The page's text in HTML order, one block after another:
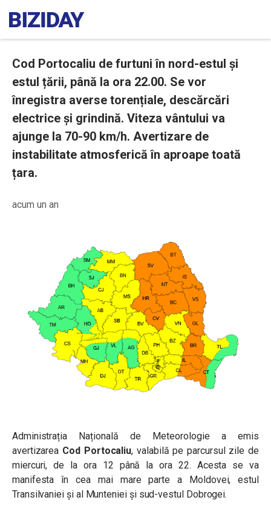
Cod Portocaliu de furtuni în nord-estul și
estul țării, până la ora 22.00. Se vor
înregistra averse torențiale, descărcări
electrice și grindină. Viteza vântului va
ajunge la 70-90 km/h. Avertizare de
instabilitate atmosferică în aproape toată
țara.
acum un an
Administrația Națională de Meteorologie a emis
avertizarea Cod Portocaliu, valabilă pe parcursul zile de
miercuri, de la ora 12 până la ora 22. Acesta se va
manifesta în cea mai mare parte a Moldovei, estul
Transilvaniei și al Munteniei și sud-vestul Dobrogei.